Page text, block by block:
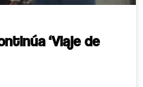
‘Viaje de